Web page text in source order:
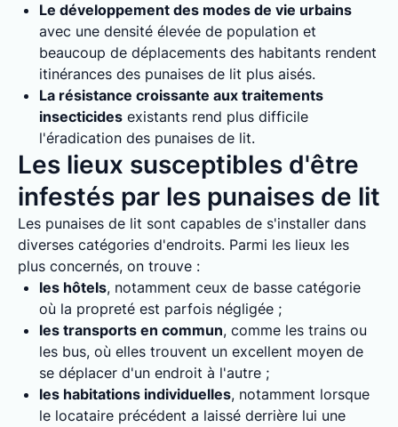
Le développement des modes de vie urbains
avec une densité élevée de population et
beaucoup de déplacements des habitants rendent
itinérances des punaises de lit plus aisés.
La résistance croissante aux traitements
insecticides existants rend plus difficile
l'éradication des punaises de lit.
Les lieux susceptibles d'être
infestés par les punaises de lit
Les punaises de lit sont capables de s'installer dans
diverses catégories d'endroits. Parmi les lieux les
plus concernés, on trouve :
les hôtels, notamment ceux de basse catégorie
où la propreté est parfois négligée ;
les transports en commun, comme les trains ou
les bus, où elles trouvent un excellent moyen de
se déplacer d'un endroit à l'autre ;
les habitations individuelles, notamment lorsque
le locataire précédent a laissé derrière lui une